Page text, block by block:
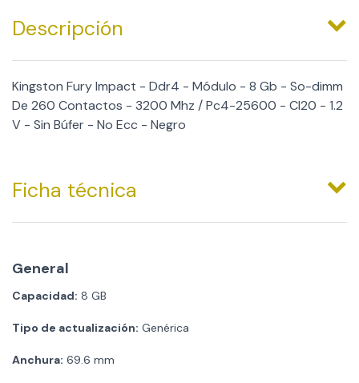
Descripción
Kingston Fury Impact - Ddr4 - Módulo - 8 Gb - So-dimm
De 260 Contactos - 3200 Mhz / Pc4-25600 - Cl20 - 1.2
V - Sin Búfer - No Ecc - Negro
Ficha técnica
General
Capacidad: 8 GB
Tipo de actualización: Genérica
Anchura: 69.6 mm